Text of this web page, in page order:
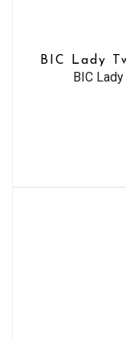
BIC Lady
BIC